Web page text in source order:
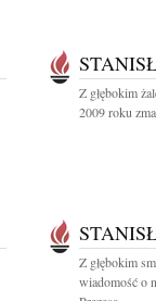
Z głębokim
2009 roku
Z głębokim
wiadomość o